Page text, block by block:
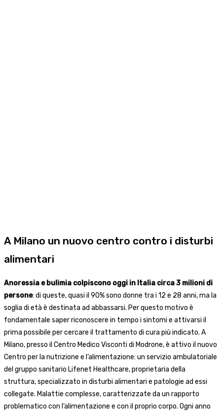
A Milano un nuovo centro contro i disturbi
alimentari
Anoressia e bulimia colpiscono oggi in Italia circa 3 milioni di
persone: di queste, quasi il 90% sono donne tra i 12 e 28 anni, ma la
soglia di età è destinata ad abbassarsi. Per questo motivo è
fondamentale saper riconoscere in tempo i sintomi e attivarsi il
prima possibile per cercare il trattamento di cura più indicato. A
Milano, presso il Centro Medico Visconti di Modrone, è attivo il nuovo
Centro per la nutrizione e l’alimentazione: un servizio ambulatoriale
del gruppo sanitario Lifenet Healthcare, proprietaria della
struttura, specializzato in disturbi alimentari e patologie ad essi
collegate. Malattie complesse, caratterizzate da un rapporto
problematico con l’alimentazione e con il proprio corpo. Ogni anno